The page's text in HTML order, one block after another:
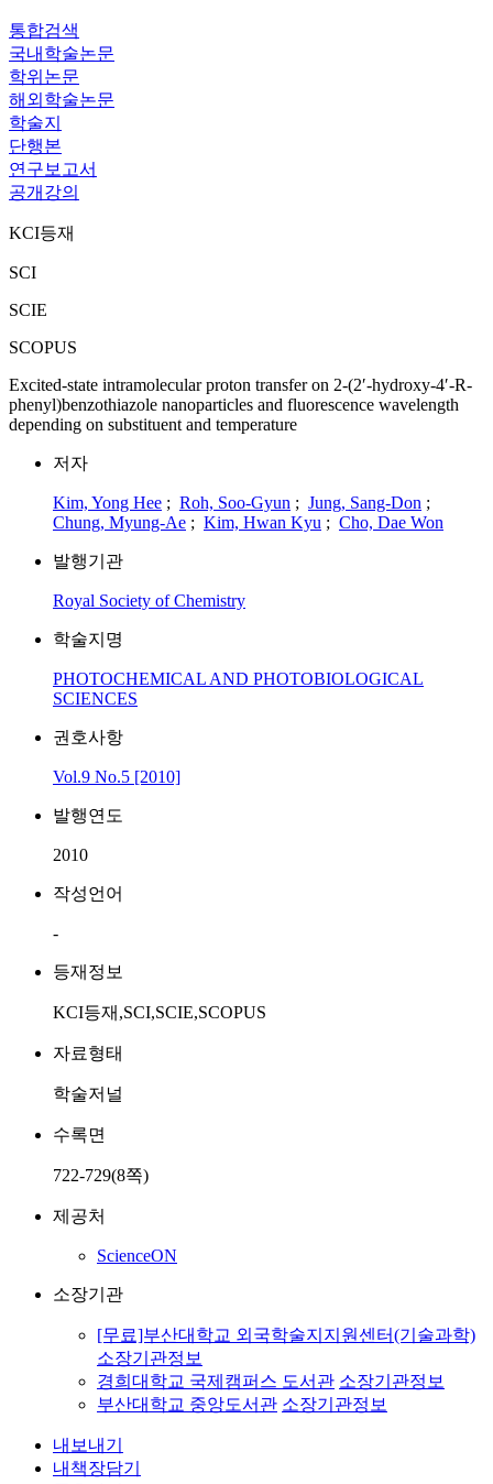
통합검색
국내학술논문
학위논문
해외학술논문
학술지
단행본
연구보고서
공개강의
KCI등재
SCI
SCIE
SCOPUS
Excited-state intramolecular proton transfer on 2-(2′-hydroxy-4′-R-
phenyl)benzothiazole nanoparticles and fluorescence wavelength
depending on substituent and temperature
저자
Kim, Yong Hee ; Roh, Soo-Gyun ; Jung, Sang-Don ;
Chung, Myung-Ae ; Kim, Hwan Kyu ; Cho, Dae Won
발행기관
Royal Society of Chemistry
학술지명
PHOTOCHEMICAL AND PHOTOBIOLOGICAL
SCIENCES
권호사항
Vol.9 No.5 [2010]
발행연도
2010
작성언어
-
등재정보
KCI등재,SCI,SCIE,SCOPUS
자료형태
학술저널
수록면
722-729(8쪽)
제공처
ScienceON
소장기관
[무료]부산대학교 외국학술지지원센터(기술과학)
소장기관정보
경희대학교 국제캠퍼스 도서관 소장기관정보
부산대학교 중앙도서관 소장기관정보
내보내기
내책장담기